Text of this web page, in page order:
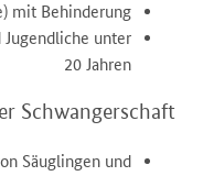
mit Behinderung
Jugendliche unter
20 Jahren
Schwangerschaft
Säuglingen und